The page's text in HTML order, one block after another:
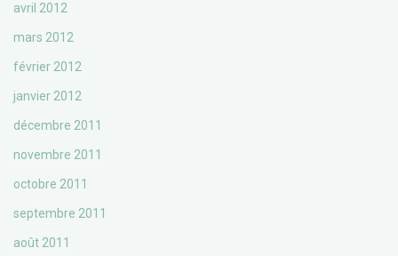
avril 2012
mars 2012
février 2012
janvier 2012
décembre 2011
novembre 2011
octobre 2011
septembre 2011
août 2011